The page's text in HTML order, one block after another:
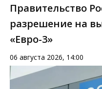
Правительство
разрешение на
«Евро-3»
06 августа 2026, 14:00